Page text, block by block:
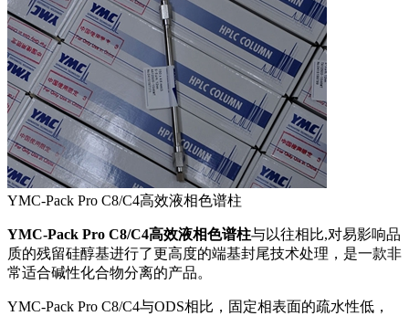
YMC-Pack Pro C8/C4高效液相色谱柱
YMC-Pack Pro C8/C4高效液相色谱柱与以往相比,对易影响品
质的残留硅醇基进行了更高度的端基封尾技术处理，是一款非
常适合碱性化合物分离的产品。
YMC-Pack Pro C8/C4与ODS相比，固定相表面的疏水性低，